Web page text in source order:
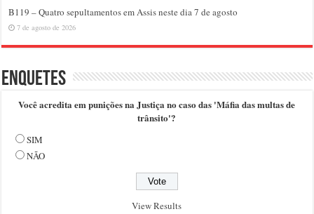
B119 – Quatro sepultamentos em Assis neste dia 7 de agosto
7 de agosto de 2026
Enquetes
Você acredita em punições na Justiça no caso das 'Máfia das multas de
trânsito'?
SIM
NÃO
View Results